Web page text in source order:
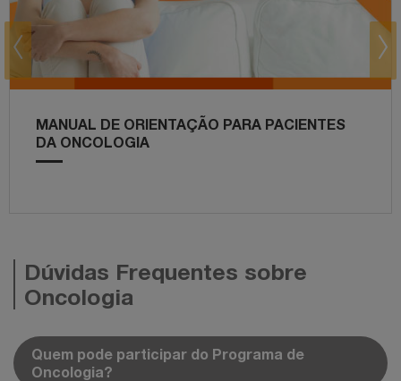
MANUAL DE ORIENTAÇÃO PARA PACIENTES
DA ONCOLOGIA
Dúvidas Frequentes sobre
Oncologia
Quem pode participar do Programa de
Oncologia?